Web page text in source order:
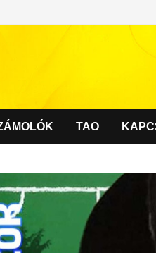
TAO